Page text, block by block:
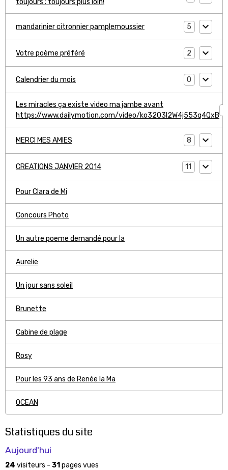
toujours ; toujours plus loin!
mandarinier citronnier pamplemoussier 5
Votre poème préféré 2
Calendrier du mois 0
Les miracles ça existe video ma jambe avant
https://www.dailymotion.com/video/ko3203l2W4j553q4QxB
MERCI MES AMIES 8
CREATIONS JANVIER 2014 11
Pour Clara de Mi
Concours Photo
Un autre poeme demandé pour la
Aurelie
Un jour sans soleil
Brunette
Cabine de plage
Rosy
Pour les 93 ans de Renée la Ma
OCEAN
Statistiques du site
Aujourd'hui
24 visiteurs - 31 pages vues